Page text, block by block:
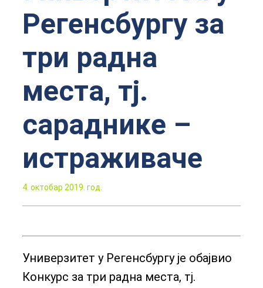
Регенсбургу за
три радна
места, тј.
сараднике –
истраживаче
4. октобар 2019. год.
Универзитет у Регенсбургу је обајвио
Конкурс за три радна места, тј.